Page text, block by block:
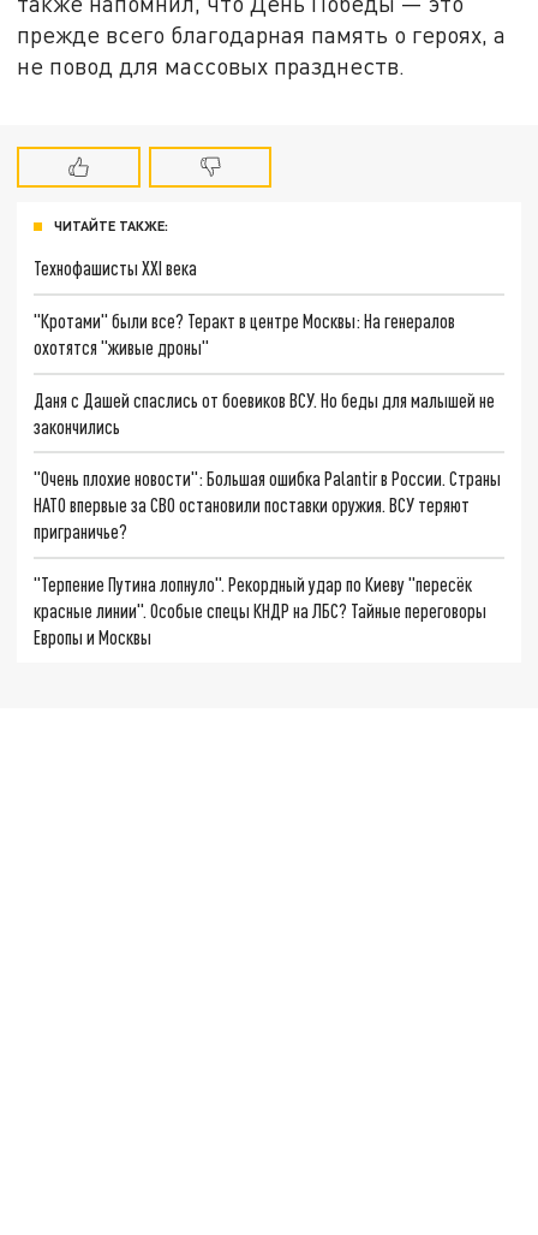
прежде всего благодарная память о героях, а
не повод для массовых празднеств.
ЧИТАЙТЕ ТАКЖЕ:
Технофашисты XXI века
"Кротами" были все? Теракт в центре Москвы: На генералов
охотятся "живые дроны"
Даня с Дашей спаслись от боевиков ВСУ. Но беды для малышей не
закончились
"Очень плохие новости": Большая ошибка Palantir в России. Страны
НАТО впервые за СВО остановили поставки оружия. ВСУ теряют
приграничье?
"Терпение Путина лопнуло". Рекордный удар по Киеву "пересёк
красные линии". Особые спецы КНДР на ЛБС? Тайные переговоры
Европы и Москвы